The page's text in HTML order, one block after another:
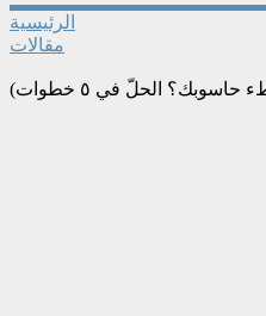
الرئيسية
مقالات
الحلّ في ٥ خطوات)